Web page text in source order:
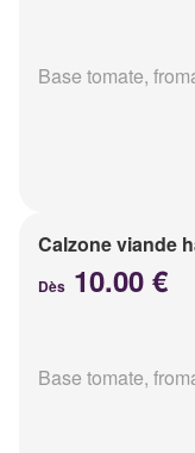
Base tomate,
Calzone viande
Dès 10.00 €
Base tomate,